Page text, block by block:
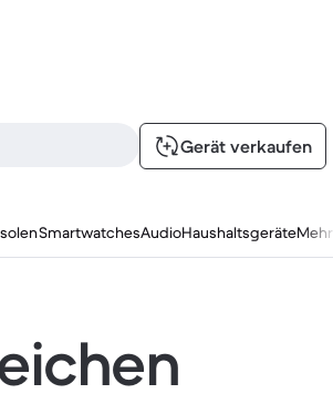
Gerät verkaufen
SmartwatchesAudioHaushaltsgeräteMehr